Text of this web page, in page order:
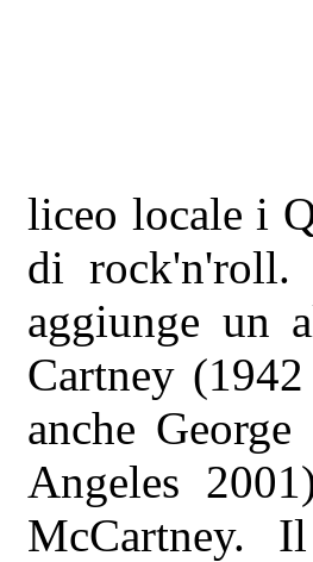
liceo locale i
di rock'n'roll.
aggiunge un
Cartney
anche
Angeles
McCartney.